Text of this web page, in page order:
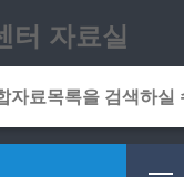
터 자료실